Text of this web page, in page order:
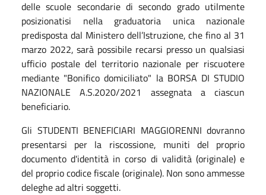
delle scuole secondarie di secondo grado utilmente
posizionatisi nella graduatoria unica nazionale
predisposta dal Ministero dell’Istruzione, che fino al 31
marzo 2022, sarà possibile recarsi presso un qualsiasi
ufficio postale del territorio nazionale per riscuotere
mediante "Bonifico domiciliato" la BORSA DI STUDIO
NAZIONALE A.S.2020/2021 assegnata a ciascun
beneficiario.
Gli STUDENTI BENEFICIARI MAGGIORENNI dovranno
presentarsi per la riscossione, muniti del proprio
documento d'identità in corso di validità (originale) e
del proprio codice fiscale (originale). Non sono ammesse
deleghe ad altri soggetti.